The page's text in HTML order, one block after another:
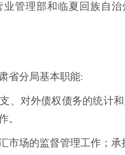
管理部和临夏回族自
省分局基本职能:
支、对外债权债务的统计
。
市场的监督管理工作；